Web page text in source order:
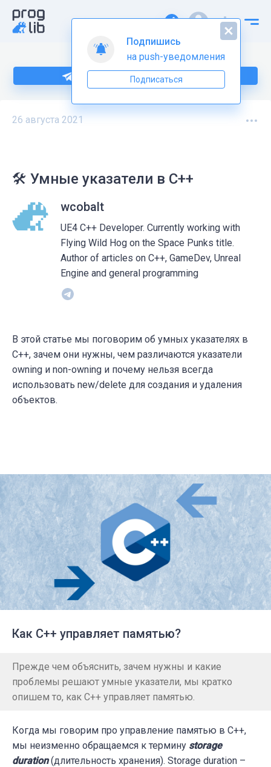
Больше информации по C++ тут
26 августа 2021
🛠 Умные указатели в C++
wcobalt
UE4 C++ Developer. Currently working with
Flying Wild Hog on the Space Punks title.
Author of articles on C++, GameDev, Unreal
Engine and general programming
В этой статье мы поговорим об умных указателях в
C++, зачем они нужны, чем различаются указатели
owning и non-owning и почему нельзя всегда
использовать new/delete для создания и удаления
объектов.
Как C++ управляет памятью?
Прежде чем объяснить, зачем нужны и какие
проблемы решают умные указатели, мы кратко
опишем то, как C++ управляет памятью.
Когда мы говорим про управление памятью в C++,
мы неизменно обращаемся к термину storage
duration (длительность хранения). Storage duration –
Подпишись
на push-уведомления
Подписаться